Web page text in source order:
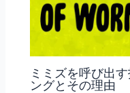
ミミズを呼び出
ングとその理由